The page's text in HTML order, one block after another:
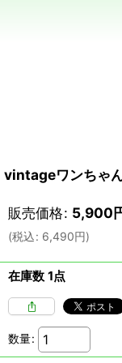
vintageワンち
販売価格: 5,900
(税込: 6,490円)
在庫数 1点
数量: